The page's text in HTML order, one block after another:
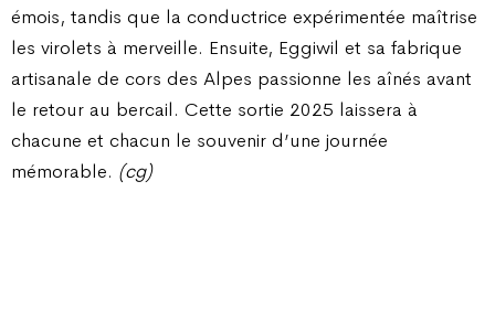
émois, tandis que la conductrice expérimentée maîtrise
les virolets à merveille. Ensuite, Eggiwil et sa fabrique
artisanale de cors des Alpes passionne les aînés avant
le retour au bercail. Cette sortie 2025 laissera à
chacune et chacun le souvenir d’une journée
mémorable. (cg)